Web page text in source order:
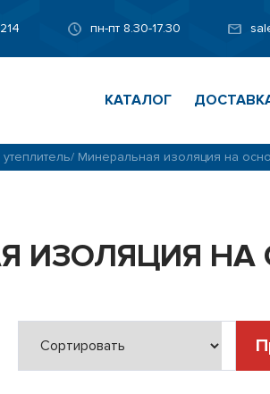
пн-пт 8.30-17.30
КАТАЛОГ
/ Минеральная изоляция на
ИЗОЛЯЦИЯ НА